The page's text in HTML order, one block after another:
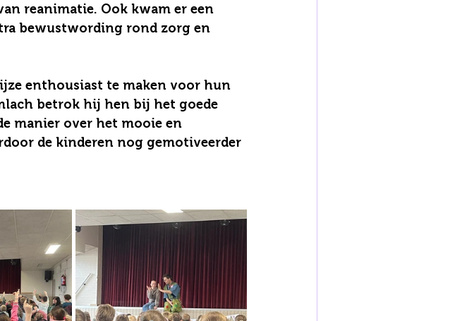
reanimatie. Ook kwam er een
bewustwording rond zorg en
enthousiast te maken voor hun
betrok hij hen bij het goede
manier over het mooie en
de kinderen nog gemotiveerder